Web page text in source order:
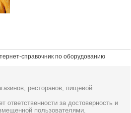
справочник по оборудованию
ресторанов, пищевой
ответственности за достоверность и
пользователями.